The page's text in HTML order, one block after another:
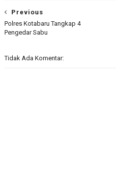
Previous
Polres Kotabaru Tangkap 4
Pengedar Sabu
Tidak Ada Komentar: